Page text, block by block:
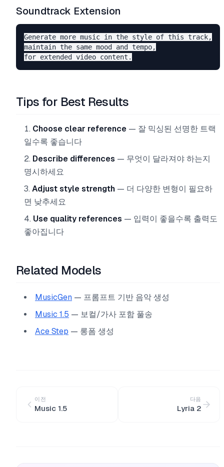
Soundtrack Extension
Generate more music in the style of this track,
maintain the same mood and tempo,
Tips for Best Results
Choose clear reference — 잘 믹싱된 선명한 트랙
일수록 좋습니다
Describe differences — 무엇이 달라져야 하는지
명시하세요
Adjust style strength — 더 다양한 변형이 필요하
면 낮추세요
Use quality references — 입력이 좋을수록 출력도
좋아집니다
Related Models
MusicGen — 프롬프트 기반 음악 생성
Music 1.5 — 보컬/가사 포함 풀송
Ace Step — 롱폼 생성
이전
Music 1.5
다음
Lyria 2